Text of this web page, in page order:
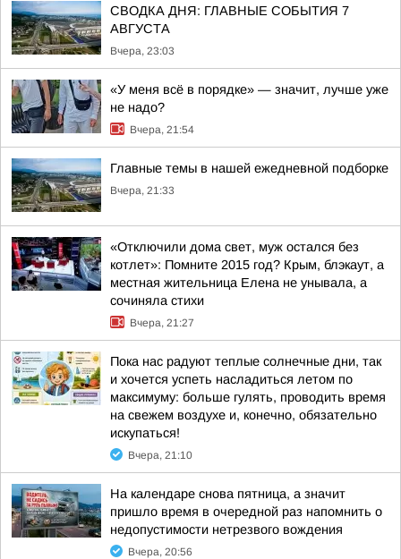
СВОДКА ДНЯ: ГЛАВНЫЕ СОБЫТИЯ 7
АВГУСТА
Вчера, 23:03
«У меня всё в порядке» — значит, лучше уже
не надо?
Вчера, 21:54
Главные темы в нашей ежедневной подборке
Вчера, 21:33
«Отключили дома свет, муж остался без
котлет»: Помните 2015 год? Крым, блэкаут, а
местная жительница Елена не унывала, а
сочиняла стихи
Вчера, 21:27
Пока нас радуют теплые солнечные дни, так
и хочется успеть насладиться летом по
максимуму: больше гулять, проводить время
на свежем воздухе и, конечно, обязательно
искупаться!
Вчера, 21:10
На календаре снова пятница, а значит
пришло время в очередной раз напомнить о
недопустимости нетрезвого вождения
Вчера, 20:56